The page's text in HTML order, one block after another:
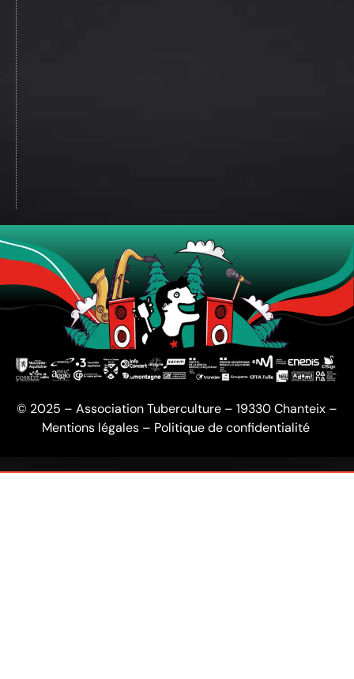
© 2025 – Association Tuberculture – 19330 Chanteix –
Mentions légales– Politique de confidentialité